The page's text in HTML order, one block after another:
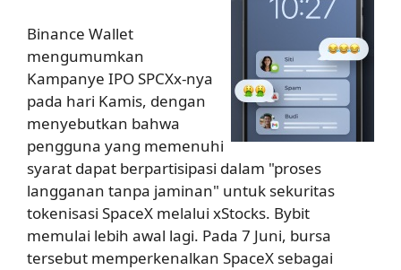
Binance Wallet
mengumumkan
Kampanye IPO SPCXx-nya
pada hari Kamis, dengan
menyebutkan bahwa
pengguna yang memenuhi
syarat dapat berpartisipasi dalam "proses
langganan tanpa jaminan" untuk sekuritas
tokenisasi SpaceX melalui xStocks. Bybit
memulai lebih awal lagi. Pada 7 Juni, bursa
tersebut memperkenalkan SpaceX sebagai